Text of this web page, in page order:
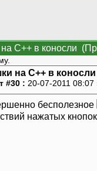
С++ в коносли
на С++ в коносли
#30 : 20-07-2011
бесполезное
нажатых